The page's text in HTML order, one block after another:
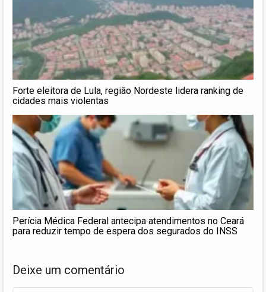
Forte eleitora de Lula, região Nordeste lidera ranking de
cidades mais violentas
Perícia Médica Federal antecipa atendimentos no Ceará
para reduzir tempo de espera dos segurados do INSS
Deixe um comentário